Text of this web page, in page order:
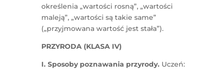
określenia „wartości rosną”, „wartości
maleją”, „wartości są takie same”
(„przyjmowana wartość jest stała”).
PRZYRODA (KLASA IV)
I. Sposoby poznawania przyrody. Uczeń: